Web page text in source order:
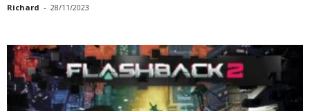
Richard - 28/11/2023